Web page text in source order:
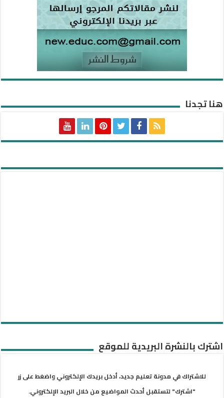
هنا تجدنا
اشترك بالنشرة البريدية للموقع
للاشتراك في مدونة تعليم جديد، أدخل بريدك الإلكتروني واضغط على زر
"اشترك" لتستقبل أحدث المواضيع من خلال البريد الإلكتروني.